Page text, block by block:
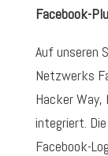
Facebook-
Auf unseren
Netzwerks
Hacker Way,
integriert.
Facebook-